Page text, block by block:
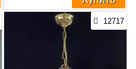
12717